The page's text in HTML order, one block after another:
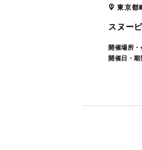
東京都
スヌー
開催場所・
開催日・期